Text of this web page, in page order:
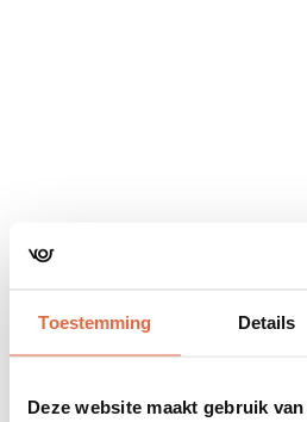
Toestemming Details
Deze website maakt gebruik